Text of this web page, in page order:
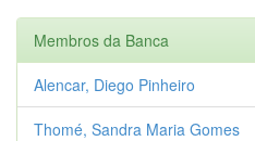
Membros da Banca
Alencar, Diego Pinheiro
Thomé, Sandra Maria Gomes